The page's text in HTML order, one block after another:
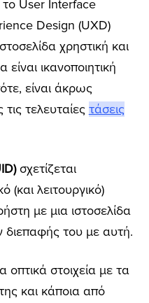
User Interface
Design (UXD)
χρηστική και
ικανοποιητική
είναι άκρως
τελευταίες τάσεις
σχετίζεται
(και λειτουργικό)
με μια ιστοσελίδα
διεπαφής του με αυτή.
οπτικά στοιχεία με τα
και κάποια από